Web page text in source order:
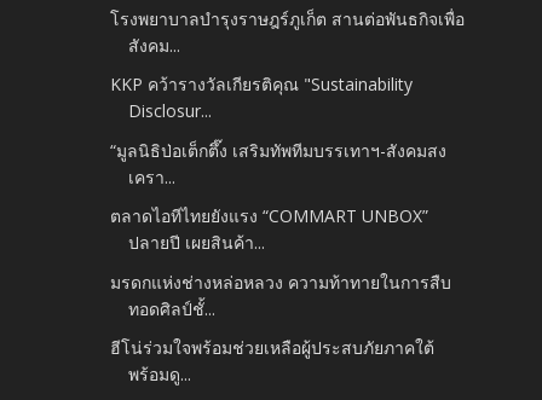
โรงพยาบาลบำรุงราษฎร์ภูเก็ต สานต่อพันธกิจเพื่อ
สังคม...
KKP คว้ารางวัลเกียรติคุณ "Sustainability
Disclosur...
“มูลนิธิป่อเต็กตึ๊ง เสริมทัพทีมบรรเทาฯ-สังคมสง
เครา...
ตลาดไอทีไทยยังแรง “COMMART UNBOX”
ปลายปี เผยสินค้า...
มรดกแห่งช่างหล่อหลวง ความท้าทายในการสืบ
ทอดศิลป์ชั้...
ฮีโน่ร่วมใจพร้อมช่วยเหลือผู้ประสบภัยภาคใต้
พร้อมดู...